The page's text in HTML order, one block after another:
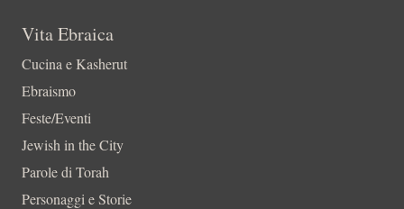
Vita Ebraica
Cucina e Kasherut
Ebraismo
Feste/Eventi
Jewish in the City
Parole di Torah
Personaggi e Storie